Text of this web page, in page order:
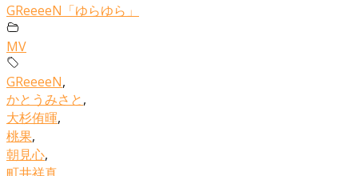
GReeeeN「ゆらゆら」
MV
GReeeeN,
かとうみさと,
大杉侑暉,
桃果,
朝見心,
町井祥真